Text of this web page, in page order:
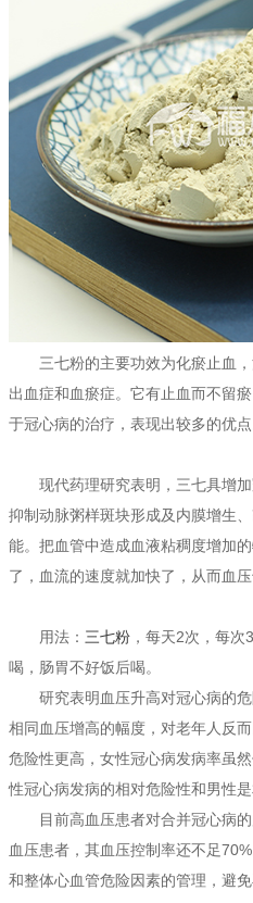
三七粉的主要功效为化瘀止血
出血症和血瘀症。它有止血而不留
于冠心病的治疗，表现出较多的优点
现代药理研究表明，三七具增
抑制动脉粥样斑块形成及内膜增生
能。把血管中造成血液粘稠度增加
了，血流的速度就加快了，从而血压
用法： 三七粉 ，每天2次，每
喝，肠胃不好饭后喝。
研究表明血压升高对冠心病的
相同血压增高的幅度，对老年人反
危险性更高，女性冠心病发病率虽
性冠心病发病的相对危险性和男性是
目前高血压患者对合并冠心病
血压患者，其血压控制率还不足
和整体心血管危险因素的管理，避免